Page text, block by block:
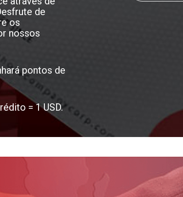
de
os
nossos
pontos de
= 1 USD.